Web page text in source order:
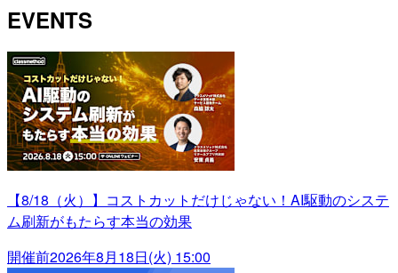
EVENTS
【8/18（火）】コストカットだけじゃない！AI駆動のシステ
ム刷新がもたらす本当の効果
開催前2026年8月18日(火) 15:00